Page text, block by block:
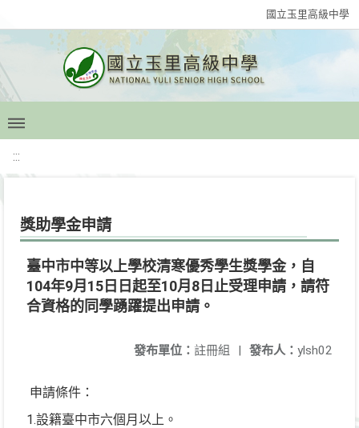
國立玉里高級中學
:::
獎助學金申請
臺中市中等以上學校清寒優秀學生獎學金，自
104年9月15日日起至10月8日止受理申請，請符
合資格的同學踴躍提出申請。
發布人： ylsh02
發布單位： 註冊組 |
申請條件：
1.設籍臺中市六個月以上。